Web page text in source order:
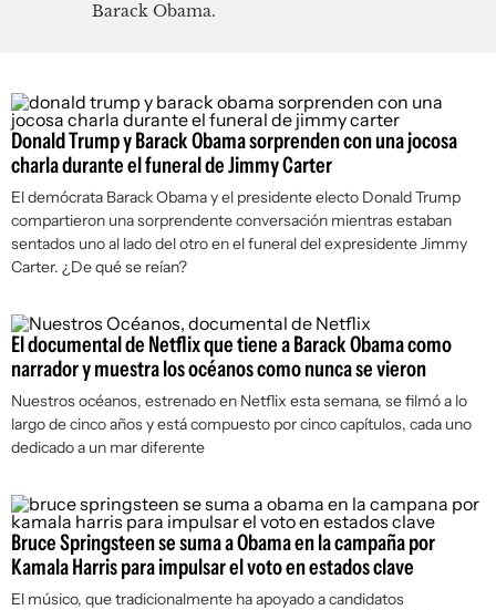
Barack Obama.
Donald Trump y Barack Obama sorprenden con una jocosa
charla durante el funeral de Jimmy Carter
El demócrata Barack Obama y el presidente electo Donald Trump
compartieron una sorprendente conversación mientras estaban
sentados uno al lado del otro en el funeral del expresidente Jimmy
Carter. ¿De qué se reían?
El documental de Netflix que tiene a Barack Obama como
narrador y muestra los océanos como nunca se vieron
Nuestros océanos, estrenado en Netflix esta semana, se filmó a lo
largo de cinco años y está compuesto por cinco capítulos, cada uno
dedicado a un mar diferente
Bruce Springsteen se suma a Obama en la campaña por
Kamala Harris para impulsar el voto en estados clave
El músico, que tradicionalmente ha apoyado a candidatos